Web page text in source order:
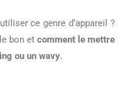
ce genre d’appareil ?
bon et comment le mettre
ou un wavy.